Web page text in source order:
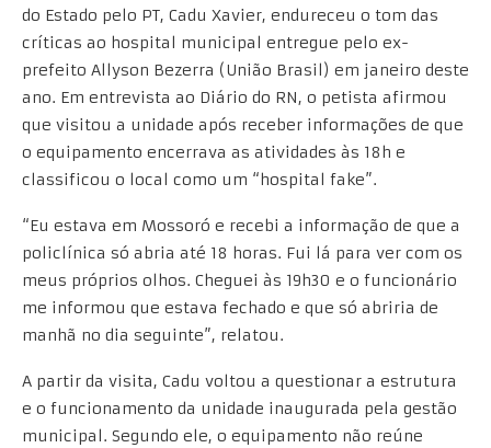
do Estado pelo PT, Cadu Xavier, endureceu o tom das
críticas ao hospital municipal entregue pelo ex-
prefeito Allyson Bezerra (União Brasil) em janeiro deste
ano. Em entrevista ao Diário do RN, o petista afirmou
que visitou a unidade após receber informações de que
o equipamento encerrava as atividades às 18h e
classificou o local como um “hospital fake”.
“Eu estava em Mossoró e recebi a informação de que a
policlínica só abria até 18 horas. Fui lá para ver com os
meus próprios olhos. Cheguei às 19h30 e o funcionário
me informou que estava fechado e que só abriria de
manhã no dia seguinte”, relatou.
A partir da visita, Cadu voltou a questionar a estrutura
e o funcionamento da unidade inaugurada pela gestão
municipal. Segundo ele, o equipamento não reúne